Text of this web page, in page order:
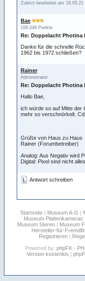
Zuletzt bearbeitet am 19.05.21
Bae
100-249 Punkte
Re: Doppelacht Photina
Danke für die schnelle
1962 bis 1972 schließen?
Rainer
Administrator
Re: Doppelacht Photina
Hallo Bae,
ich würde so auf Mitte der
mehr so verschnörkelt.
Grüße von Haus zu Haus
Rainer (Forumbetreiber)
Analog: Aus Negativ wird
Digital: Pixel sind nicht
Antwort schreiben
Startseite | Museum A-G |
Museum Plattenkameras
Museum Stereo| Museum
Hersteller-für-
Registrieren |
Powered by: phpFK -
Version kostenlos |